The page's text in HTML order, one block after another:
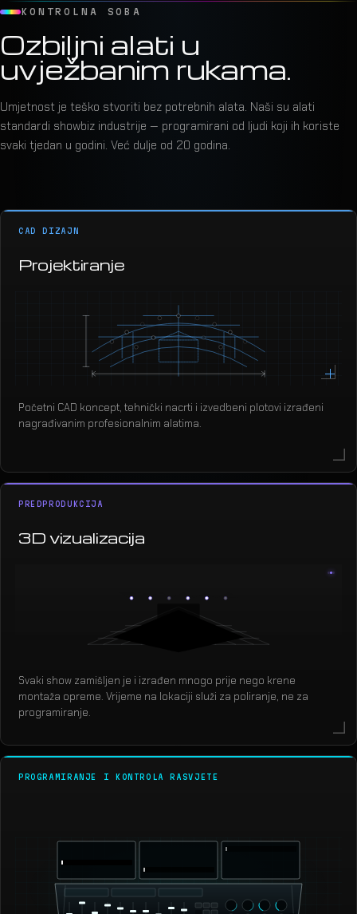
KONTROLNA SOBA
Ozbiljni alati u
uvježbanim rukama.
Umjetnost je teško stvoriti bez potrebnih alata. Naši su alati
standardi showbiz industrije — programirani od ljudi koji ih koriste
svaki tjedan u godini. Već dulje od 20 godina.
CAD DIZAJN
Projektiranje
Početni CAD koncept, tehnički nacrti i izvedbeni plotovi izrađeni
nagrađivanim profesionalnim alatima.
PREDPRODUKCIJA
3D vizualizacija
Svaki show zamišljen je i izrađen mnogo prije nego krene
montaža opreme. Vrijeme na lokaciji služi za poliranje, ne za
programiranje.
PROGRAMIRANJE I KONTROLA RASVJETE